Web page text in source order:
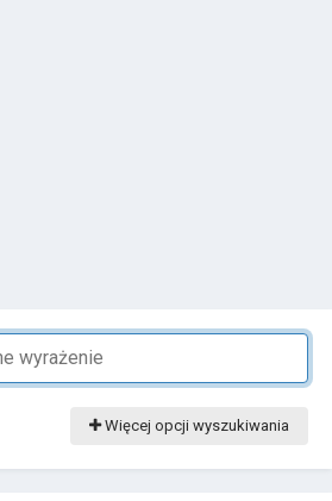
Więcej opcji wyszukiwania